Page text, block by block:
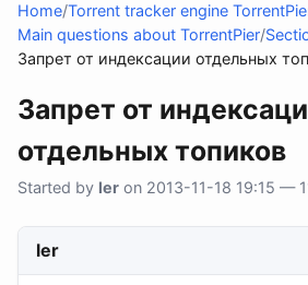
Home/Torrent tracker engine
Main questions about TorrentPier/
Запрет от индексации отдельных
Запрет от
отдельных топиков
Started by ler on 2013-11-18 19:15 —
ler